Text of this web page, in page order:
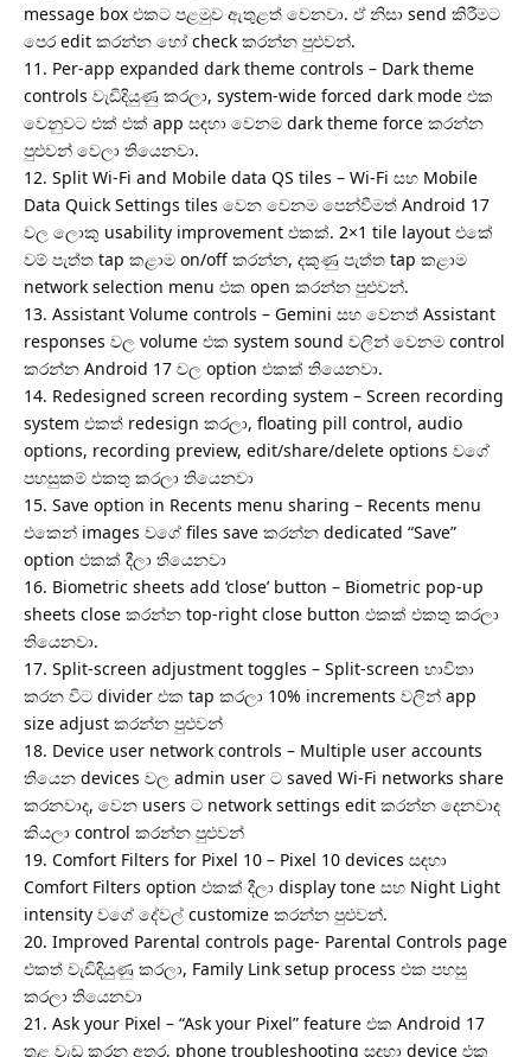
message box එකට පළමුව ඇතුළත් වෙනවා. ඒ නිසා send කිරීමට
පෙර edit කරන්න හෝ check කරන්න පුළුවන්.
11. Per-app expanded dark theme controls – Dark theme
controls වැඩිදියුණු කරලා, system-wide forced dark mode එක
වෙනුවට එක් එක් app සඳහා වෙනම dark theme force කරන්න
පුළුවන් වෙලා තියෙනවා.
12. Split Wi-Fi and Mobile data QS tiles – Wi-Fi සහ Mobile
Data Quick Settings tiles වෙන වෙනම පෙන්වීමත් Android 17
වල ලොකු usability improvement එකක්. 2×1 tile layout එකේ
වම් පැත්ත tap කළාම on/off කරන්න, දකුණු පැත්ත tap කළාම
network selection menu එක open කරන්න පුළුවන්.
13. Assistant Volume controls – Gemini සහ වෙනත් Assistant
responses වල volume එක system sound වලින් වෙනම control
කරන්න Android 17 වල option එකක් තියෙනවා.
14. Redesigned screen recording system – Screen recording
system එකත් redesign කරලා, floating pill control, audio
options, recording preview, edit/share/delete options වගේ
පහසුකම් එකතු කරලා තියෙනවා
15. Save option in Recents menu sharing – Recents menu
එකෙන් images වගේ files save කරන්න dedicated “Save”
option එකක් දීලා තියෙනවා
16. Biometric sheets add ‘close’ button – Biometric pop-up
sheets close කරන්න top-right close button එකක් එකතු කරලා
තියෙනවා.
17. Split-screen adjustment toggles – Split-screen භාවිතා
කරන විට divider එක tap කරලා 10% increments වලින් app
size adjust කරන්න පුළුවන්
18. Device user network controls – Multiple user accounts
තියෙන devices වල admin user ට saved Wi-Fi networks share
කරනවාද, වෙන users ට network settings edit කරන්න දෙනවාද
කියලා control කරන්න පුළුවන්
19. Comfort Filters for Pixel 10 – Pixel 10 devices සඳහා
Comfort Filters option එකක් දීලා display tone සහ Night Light
intensity වගේ දේවල් customize කරන්න පුළුවන්.
20. Improved Parental controls page- Parental Controls page
එකත් වැඩිදියුණු කරලා, Family Link setup process එක පහසු
කරලා තියෙනවා
21. Ask your Pixel – “Ask your Pixel” feature එක Android 17
තුළ වැඩ කරන අතර, phone troubleshooting සඳහා device එක